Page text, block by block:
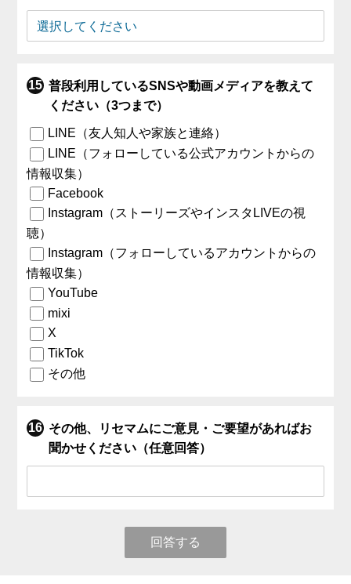
普段利用しているSNSや動画メディアを教えて
ください（3つまで）
LINE（友人知人や家族と連絡）
LINE（フォローしている公式アカウントからの
情報収集）
Facebook
Instagram（ストーリーズやインスタLIVEの視
聴）
Instagram（フォローしているアカウントからの
情報収集）
YouTube
mixi
X
TikTok
その他
その他、リセマムにご意見・ご要望があればお
聞かせください（任意回答）
回答する